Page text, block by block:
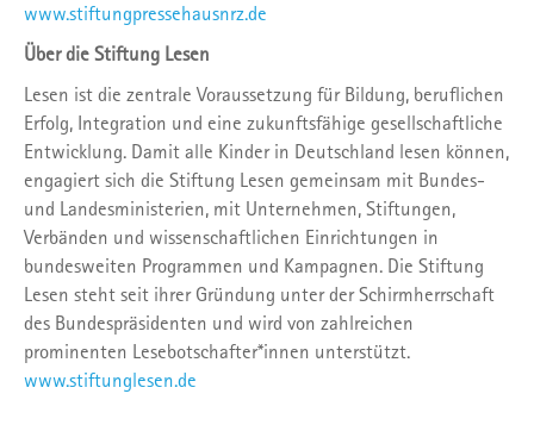
www.stiftungpressehausnrz.de
Über die Stiftung Lesen
Lesen ist die zentrale Voraussetzung für Bildung, beruflichen
Erfolg, Integration und eine zukunftsfähige gesellschaftliche
Entwicklung. Damit alle Kinder in Deutschland lesen können,
engagiert sich die Stiftung Lesen gemeinsam mit Bundes-
und Landesministerien, mit Unternehmen, Stiftungen,
Verbänden und wissenschaftlichen Einrichtungen in
bundesweiten Programmen und Kampagnen. Die Stiftung
Lesen steht seit ihrer Gründung unter der Schirmherrschaft
des Bundespräsidenten und wird von zahlreichen
prominenten Lesebotschafter*innen unterstützt.
www.stiftunglesen.de